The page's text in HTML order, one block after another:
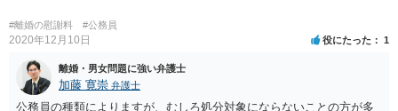
#離婚の慰謝料 #公務員
2020年12月10日 役にたった 1
離婚・男女問題に強い弁護士
加藤 寛崇 弁護士
公務員の種類によりますが、むしろ処分対象にならないことの方が多